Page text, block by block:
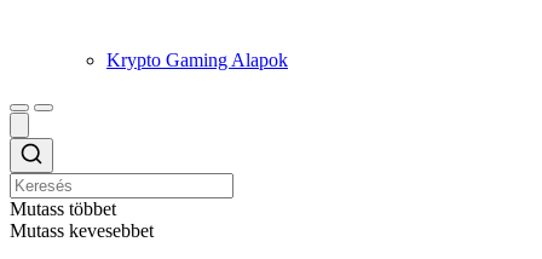
Krypto Gaming Alapok
Mutass többet
Mutass kevesebbet